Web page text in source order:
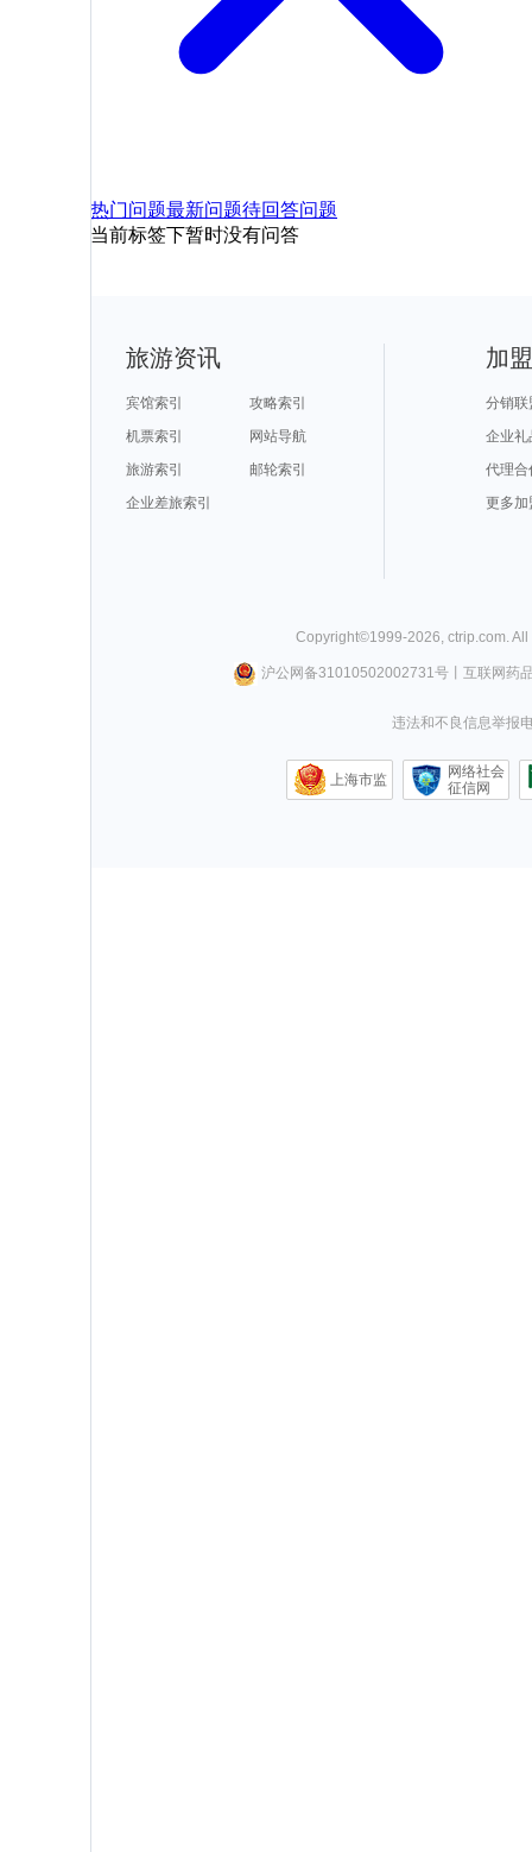
热门问题最新问题待回答问题
当前标签下暂时没有问答
旅游资讯
宾馆索引
攻略索引
机票索引
网站导航
旅游索引
邮轮索引
企业差旅索引
加
分销联
企业礼
代理合
更多加
Copyright©1999-2026, ctrip.com.
沪公网备31010502002731号丨 互联网药
违法和不良信息举报
上海市监
网络社会
征信网